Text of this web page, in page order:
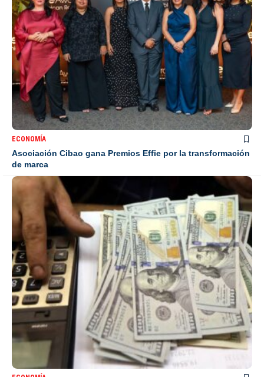
ECONOMÍA
Asociación Cibao gana Premios Effie por la transformación
de marca